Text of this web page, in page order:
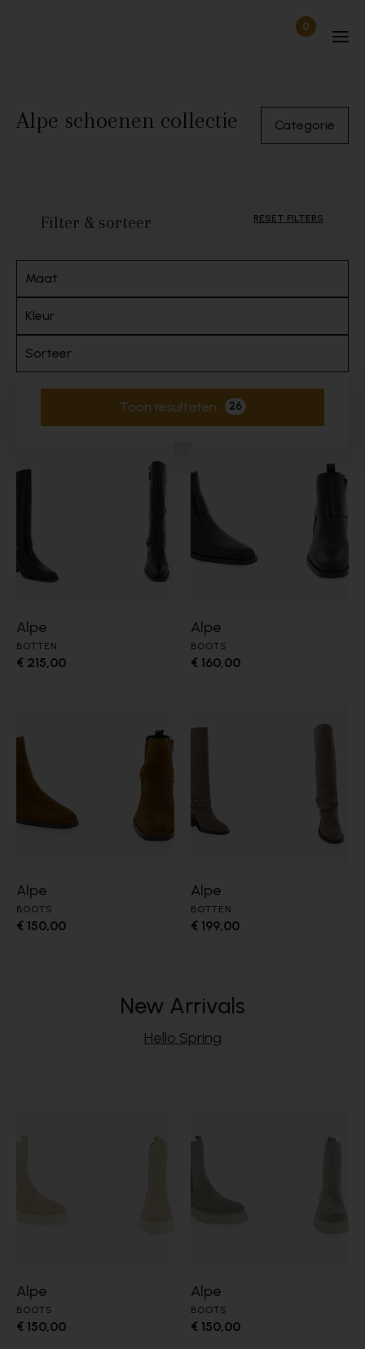
0Items in
Alpe schoenen collectie Categorie
Filter & sorteer RESET FILTERS
Maat
Kleur
Sorteer
Toon resultaten 26Actieve filters
Alpe
BOTTEN
€ 215,00
Alpe
BOOTS
€ 160,00
Alpe
BOOTS
€ 150,00
Alpe
BOTTEN
€ 199,00
New Arrivals
Hello Spring
Alpe
BOOTS
€ 150,00
Alpe
BOOTS
€ 150,00